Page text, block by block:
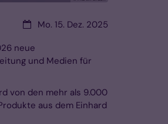
Datum:Mo. 15. Dez. 2025
neue
und Medien für
von den mehr als 9.000
aus dem Einhard